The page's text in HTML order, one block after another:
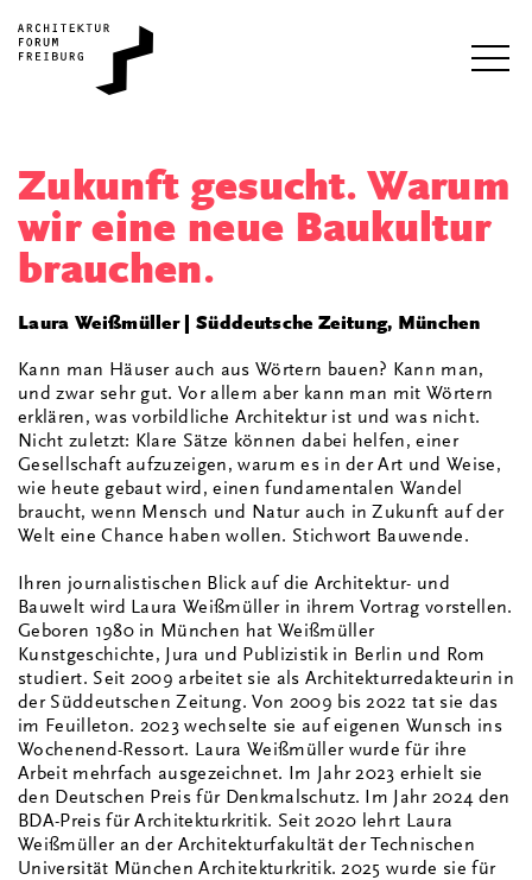
Zukunft gesucht. Warum
wir eine neue Baukultur
brauchen.
Laura Weißmüller | Süddeutsche Zeitung, München
Kann man Häuser auch aus Wörtern bauen? Kann man,
und zwar sehr gut. Vor allem aber kann man mit Wörtern
erklären, was vorbildliche Architektur ist und was nicht.
Nicht zuletzt: Klare Sätze können dabei helfen, einer
Gesellschaft aufzuzeigen, warum es in der Art und Weise,
wie heute gebaut wird, einen fundamentalen Wandel
braucht, wenn Mensch und Natur auch in Zukunft auf der
Welt eine Chance haben wollen. Stichwort Bauwende.
Ihren journalistischen Blick auf die Architektur- und
Bauwelt wird Laura Weißmüller in ihrem Vortrag vorstellen.
Geboren 1980 in München hat Weißmüller
Kunstgeschichte, Jura und Publizistik in Berlin und Rom
studiert. Seit 2009 arbeitet sie als Architekturredakteurin in
der Süddeutschen Zeitung. Von 2009 bis 2022 tat sie das
im Feuilleton. 2023 wechselte sie auf eigenen Wunsch ins
Wochenend-Ressort. Laura Weißmüller wurde für ihre
Arbeit mehrfach ausgezeichnet. Im Jahr 2023 erhielt sie
den Deutschen Preis für Denkmalschutz. Im Jahr 2024 den
BDA-Preis für Architekturkritik. Seit 2020 lehrt Laura
Weißmüller an der Architekturfakultät der Technischen
Universität München Architekturkritik. 2025 wurde sie für